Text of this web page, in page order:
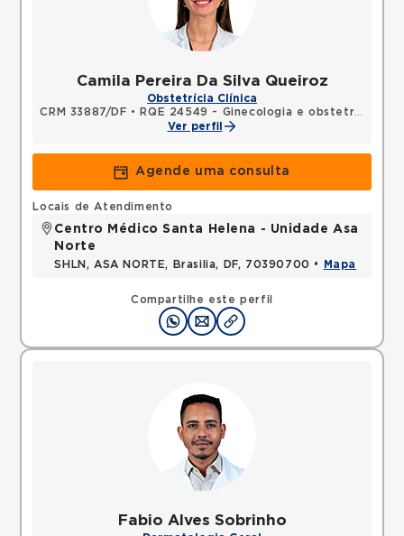
Camila Pereira Da Silva Queiroz
Obstetrícia Clínica
CRM 33887/DF •
RQE 24549 - Ginecologia e obstetrícia
Ver perfil
Agende uma consulta
Compartilhe este perfil
Locais de Atendimento
Centro Médico Santa Helena - Unidade Asa
Norte
SHLN, ASA NORTE, Brasilia, DF, 70390700 • Mapa
Fabio Alves Sobrinho